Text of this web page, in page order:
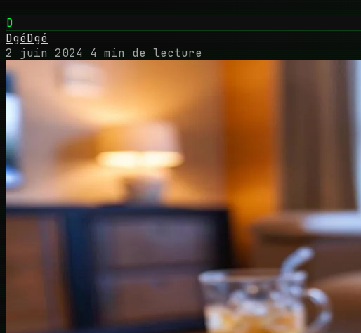
D
DgéDgé
2 juin 2024 4 min de lecture